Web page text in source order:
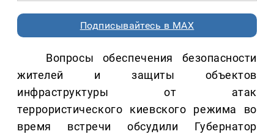
Подписывайтесь в MAX
Вопросы обеспечения безопасности
жителей и защиты объектов
инфраструктуры от атак
террористического киевского режима во
время встречи обсудили Губернатор